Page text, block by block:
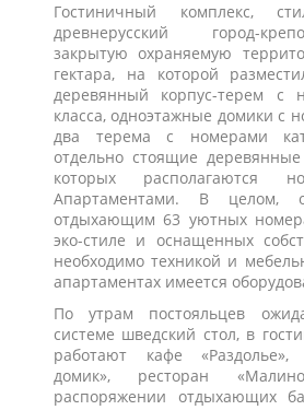
Гостиничный комплекс,
древнерусский город-
закрытую охраняемую
гектара, на которой
деревянный корпус-терем с
класса, одноэтажные домики с
два терема с номерами
отдельно стоящие
которых
Апартаментами. В целом,
отдыхающим 63 уютных
эко-стиле и оснащенных
необходимо техникой и
апартаментах имеется
По утрам постояльцев
системе шведский стол, в
работают кафе
домик», ресторан
распоряжении отдыхающих